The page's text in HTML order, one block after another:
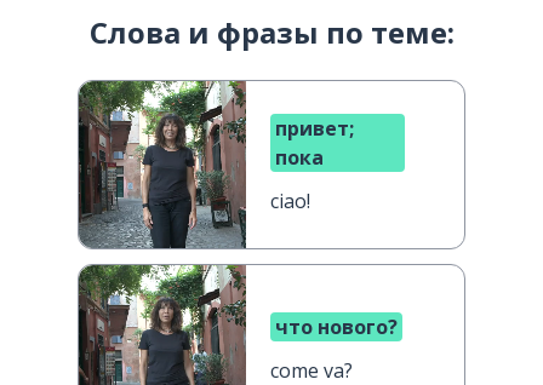
Слова и фразы по теме:
привет;
пока
ciao!
что нового?
come va?